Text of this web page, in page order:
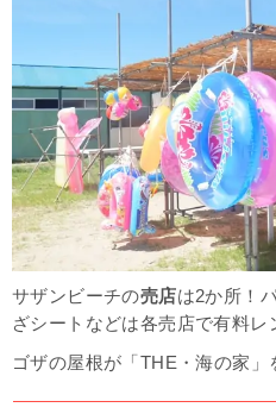
サザンビーチの売店は2か所！
ざシートなどは各売店で有料レ
ゴザの屋根が「THE・海の家」